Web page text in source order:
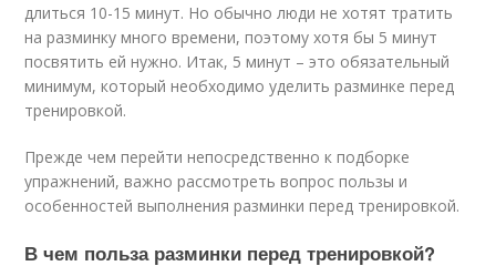
длиться 10-15 минут. Но обычно люди не хотят тратить
на разминку много времени, поэтому хотя бы 5 минут
посвятить ей нужно. Итак, 5 минут – это обязательный
минимум, который необходимо уделить разминке перед
тренировкой.
Прежде чем перейти непосредственно к подборке
упражнений, важно рассмотреть вопрос пользы и
особенностей выполнения разминки перед тренировкой.
В чем польза разминки перед тренировкой?